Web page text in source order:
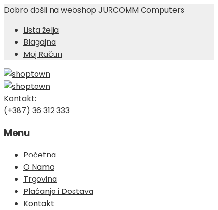
Dobro došli na webshop JURCOMM Computers
Lista želja
Blagajna
Moj Račun
Kontakt:
(+387) 36 312 333
Menu
Skip
content
Početna
O Nama
Trgovina
Plaćanje i Dostava
Kontakt